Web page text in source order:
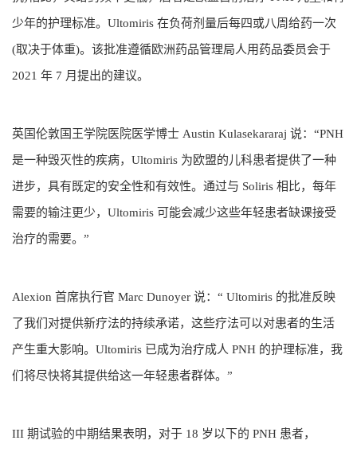
少年的护理标准。Ultomiris 在负荷剂量后每四或八周给药一次
(取决于体重)。该批准遵循欧洲药品管理局人用药品委员会于
2021 年 7 月提出的建议。
英国伦敦国王学院医院医学博士 Austin Kulasekararaj 说：“PNH
是一种毁灭性的疾病，Ultomiris 为欧盟的儿科患者提供了一种
进步，具有既定的安全性和有效性。通过与 Soliris 相比，每年
需要的输注更少，Ultomiris 可能会减少这些年轻患者缺课接受
治疗的需要。”
Alexion 首席执行官 Marc Dunoyer 说：“ Ultomiris 的批准反映
了我们对提供新疗法的持续承诺，这些疗法可以对患者的生活
产生重大影响。Ultomiris 已成为治疗成人 PNH 的护理标准，我
们将尽快将其提供给这一年轻患者群体。”
III 期试验的中期结果表明，对于 18 岁以下的 PNH 患者，